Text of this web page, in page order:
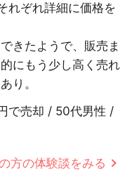
れぞれ詳細に価格を
きたようで、販売ま
にもう少し高く売れ
り。
で売却 / 50代男性 /
方の体験談をみる